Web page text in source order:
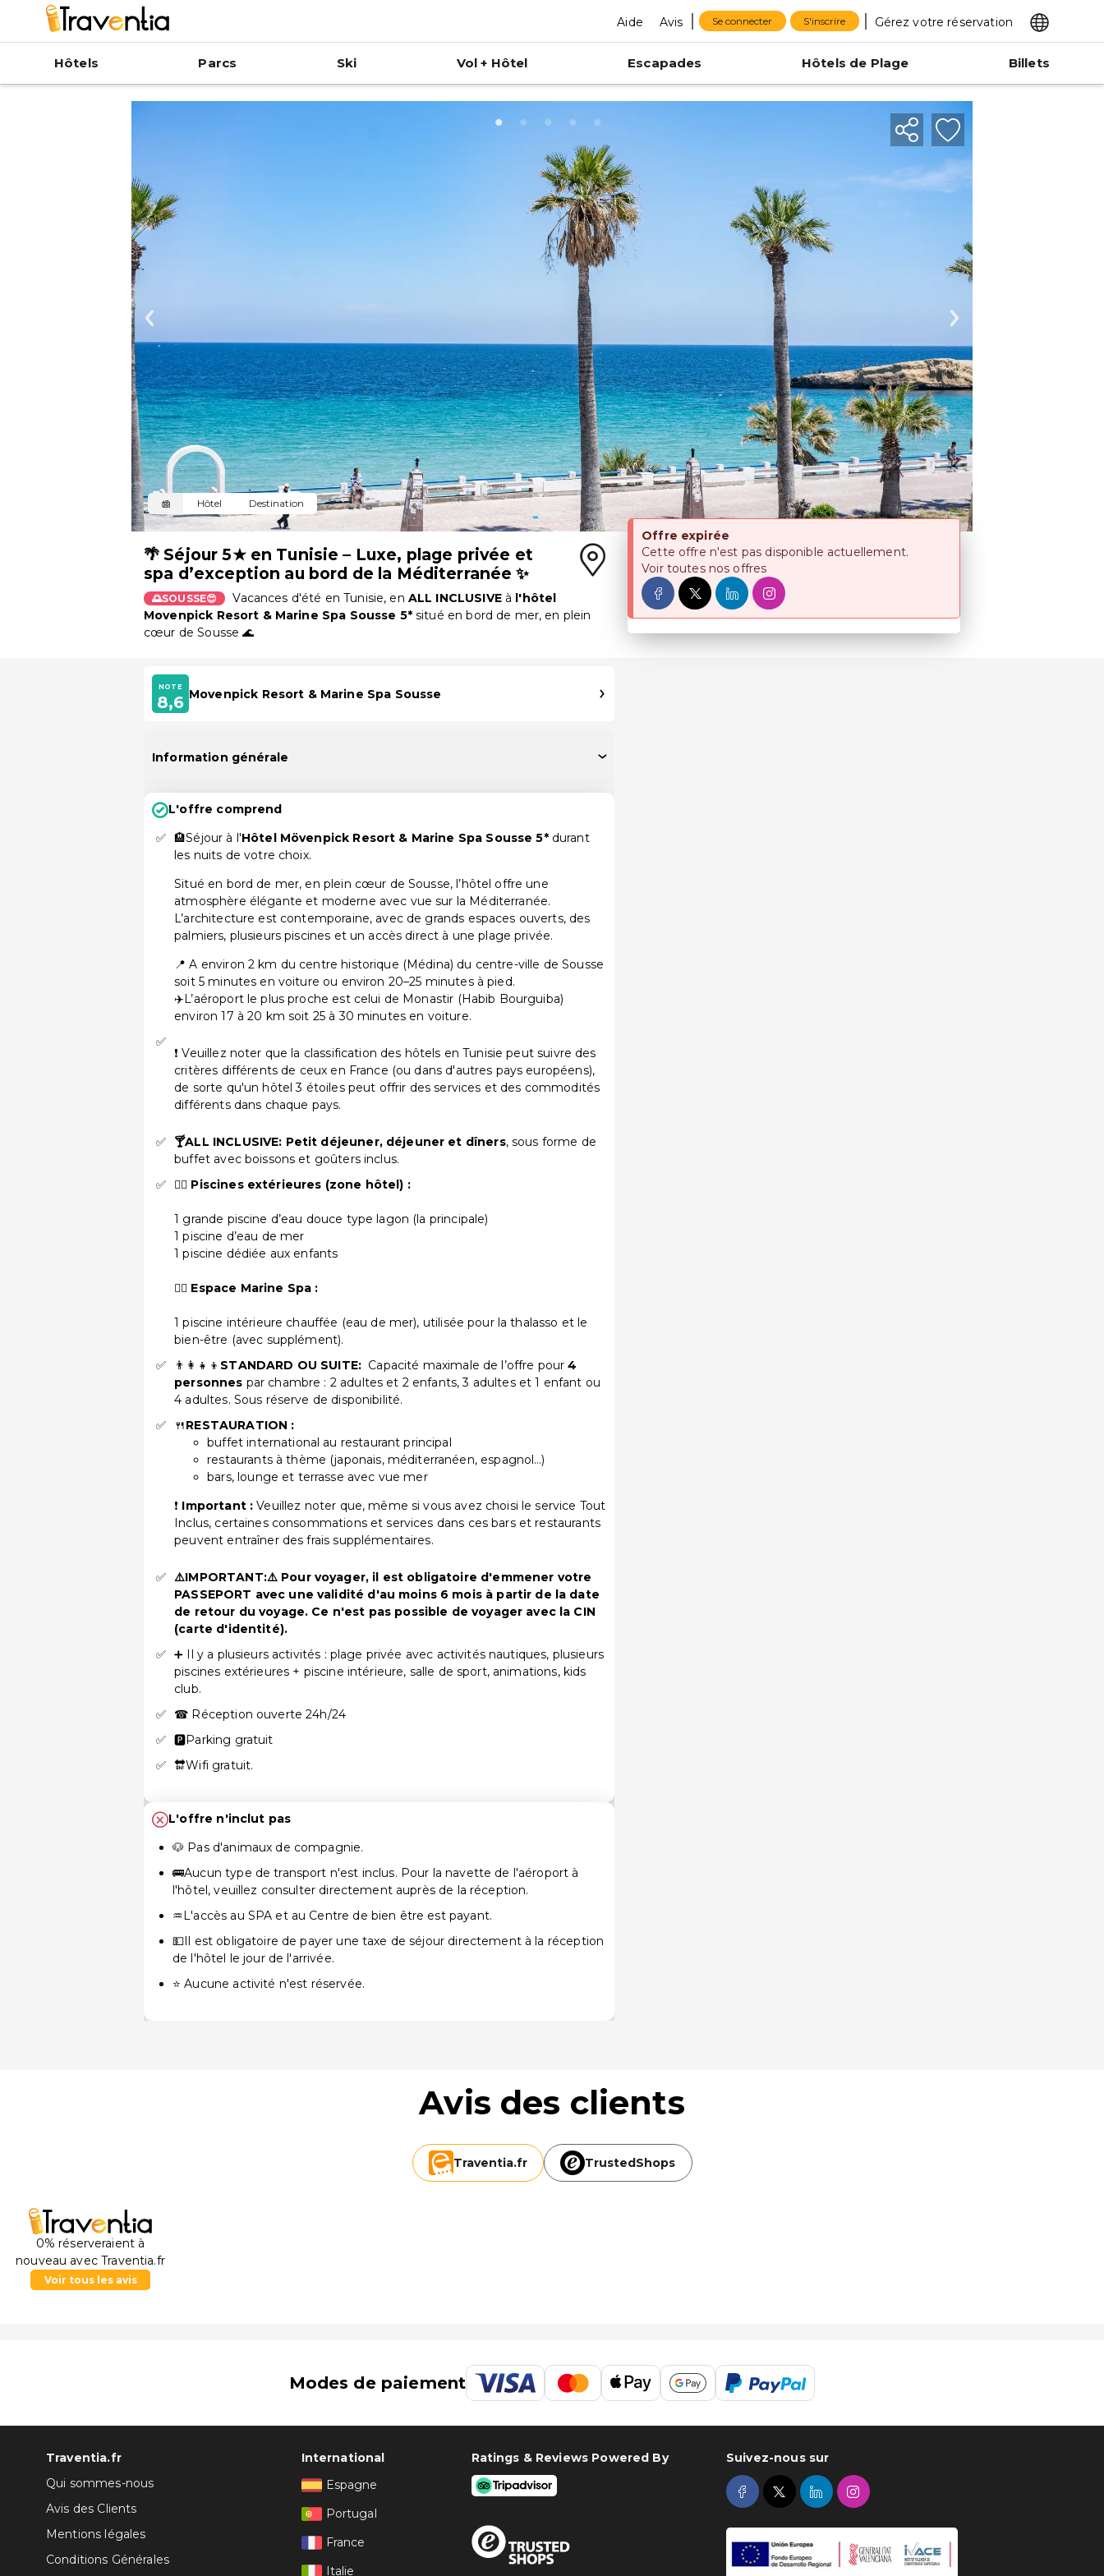
Aide Avis Se connecter S'inscrire Gérez votre réservation
Hôtels Parcs Ski Vol + Hôtel Escapades Hôtels de Plage Billets
Hôtel Destination
🌴 Séjour 5★ en Tunisie – Luxe, plage privée et
spa d’exception au bord de la Méditerranée ✨
🌅SOUSSE😍 Vacances d'été en Tunisie, en ALL INCLUSIVEà l'hôtel
Movenpick Resort & Marine Spa Sousse 5*situé en bord de mer, en plein
cœur de Sousse 🌊
NOTE
8,6 Movenpick Resort & Marine Spa Sousse
Information générale
L'offre comprend
🏨Séjour à l'Hôtel Mövenpick Resort & Marine Spa Sousse 5* durant
les nuits de votre choix.
Situé en bord de mer, en plein cœur de Sousse, l’hôtel offre une
atmosphère élégante et moderne avec vue sur la Méditerranée.
L’architecture est contemporaine, avec de grands espaces ouverts, des
palmiers, plusieurs piscines et un accès direct à une plage privée.
📍 A environ 2 km du centre historique (Médina) du centre-ville de Sousse
soit 5 minutes en voiture ou environ 20–25 minutes à pied.
✈️L’aéroport le plus proche est celui de Monastir (Habib Bourguiba)
environ 17 à 20 km soit 25 à 30 minutes en voiture.
❗ Veuillez noter que la classification des hôtels en Tunisie peut suivre des
critères différents de ceux en France (ou dans d'autres pays européens),
de sorte qu'un hôtel 3 étoiles peut offrir des services et des commodités
différents dans chaque pays.
🍸ALL INCLUSIVE: Petit déjeuner, déjeuner et dîners, sous forme de
buffet avec boissons et goûters inclus.
🏊‍♂️ Piscines extérieures (zone hôtel) :
1 grande piscine d’eau douce type lagon (la principale)
1 piscine d’eau de mer
1 piscine dédiée aux enfants
🧖‍♀️ Espace Marine Spa :
1 piscine intérieure chauffée (eau de mer), utilisée pour la thalasso et le
bien-être (avec supplément).
👨‍👩‍👧‍👦 STANDARD OU SUITE: Capacité maximale de l’offre pour4
personnes par chambre : 2 adultes et 2 enfants, 3 adultes et 1 enfant ou
4 adultes. Sous réserve de disponibilité.
🍴RESTAURATION :
buffet international au restaurant principal
restaurants à thème (japonais, méditerranéen, espagnol…)
bars, lounge et terrasse avec vue mer
❗ Important : Veuillez noter que, même si vous avez choisi le service Tout
Inclus, certaines consommations et services dans ces bars et restaurants
peuvent entraîner des frais supplémentaires.
⚠️IMPORTANT:⚠️ Pour voyager, il est obligatoire d'emmener votre
PASSEPORT avec une validité d'au moins 6 mois à partir de la date
de retour du voyage. Ce n'est pas possible de voyager avec la CIN
(carte d'identité).
➕ Il y a plusieurs activités : plage privée avec activités nautiques, plusieurs
piscines extérieures + piscine intérieure, salle de sport, animations, kids
club.
☎ Réception ouverte 24h/24
🅿Parking gratuit
🔛Wifi gratuit.
L'offre n'inclut pas
🐶 Pas d'animaux de compagnie.
🚌Aucun type de transport n'est inclus. Pour la navette de l'aéroport à
l'hôtel, veuillez consulter directement auprès de la réception.
♒L'accès au SPA et au Centre de bien être est payant.
💵Il est obligatoire de payer une taxe de séjour directement à la réception
de l'hôtel le jour de l'arrivée.
⭐ Aucune activité n'est réservée.
Offre expirée
Cette offre n'est pas disponible actuellement.
Voir toutes nos offres
Avis des clients
Traventia.fr TrustedShops
0% réserveraient à
nouveau avec Traventia.fr
Voir tous les avis
Modes de paiement
Traventia.fr
Qui sommes-nous
Avis des Clients
Mentions légales
Conditions Générales
International
Espagne
Portugal
France
Italie
Ratings & Reviews Powered By Suivez-nous sur